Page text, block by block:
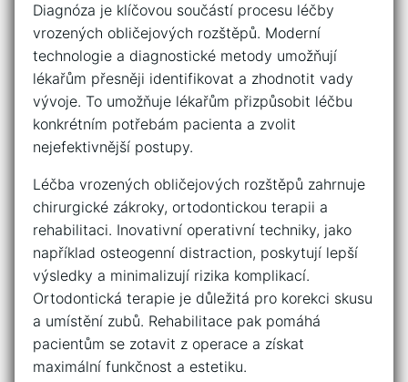
Diagnóza je‌ klíčovou součástí procesu léčby
vrozených ⁤obličejových⁤ rozštěpů. Moderní
technologie a diagnostické metody umožňují
lékařům ⁢přesněji identifikovat‍ a zhodnotit⁢ vady
vývoje. To⁤ umožňuje⁢ lékařům přizpůsobit léčbu⁣
konkrétním potřebám ⁢pacienta a zvolit
nejefektivnější postupy.
Léčba‍ vrozených obličejových ‌rozštěpů ​zahrnuje⁤
chirurgické zákroky, ortodontickou terapii‍ a
rehabilitaci.⁤ Inovativní operativní ​techniky, ​jako
například⁤ osteogenní distraction, ⁢poskytují lepší
výsledky a minimalizují rizika ‌komplikací.
⁢Ortodontická terapie ⁣je důležitá pro​ korekci skusu
a umístění zubů. ‍Rehabilitace pak pomáhá
pacientům​ se zotavit‍ z operace a získat
⁢maximální funkčnost ⁤a estetiku.